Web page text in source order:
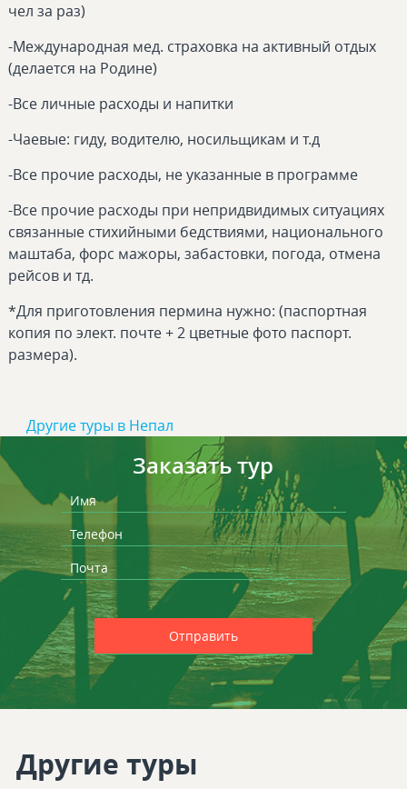
чел за раз)
-Международная мед. страховка на активный отдых
(делается на Родине)
-Все личные расходы и напитки
-Чаевые: гиду, водителю, носильщикам и т.д
-Все прочие расходы, не указанные в программе
-Все прочие расходы при непридвидимых ситуациях
связанные стихийными бедствиями, национального
маштаба, форс мажоры, забастовки, погода, отмена
рейсов и тд.
*Для приготовления пермина нужно: (паспортная
копия по элект. почте + 2 цветные фото паспорт.
размера).
Другие туры в Непал
Заказать тур
Другие туры